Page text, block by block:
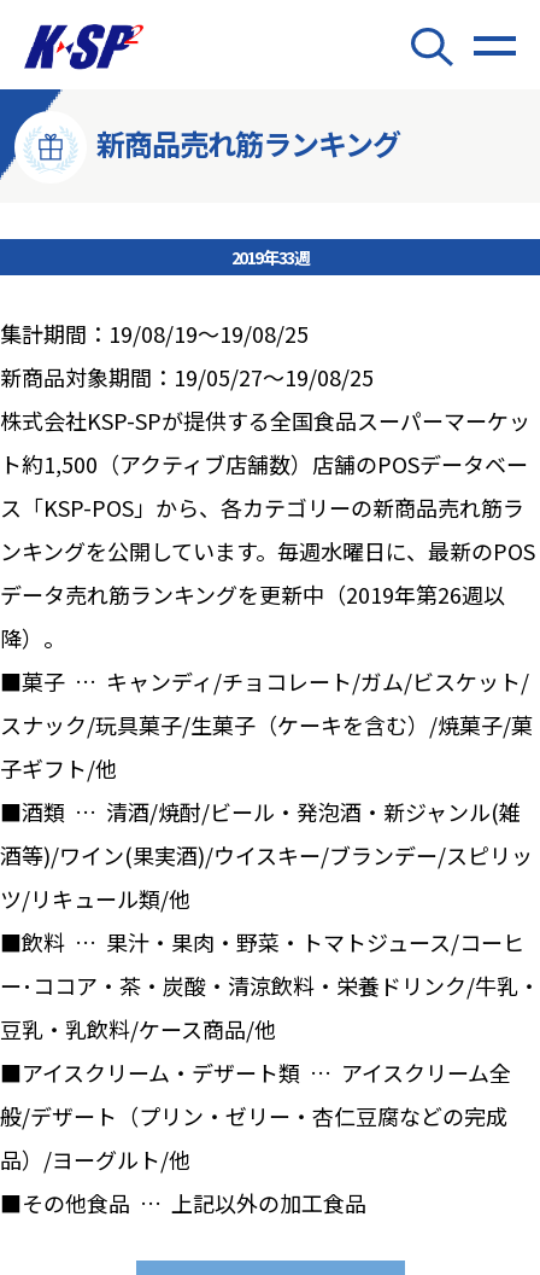
新商品売れ筋ランキング
2019年33週
集計期間：19/08/19～19/08/25
新商品対象期間：19/05/27～19/08/25
株式会社KSP-SPが提供する全国食品スーパーマーケッ
ト約1,500（アクティブ店舗数）店舗のPOSデータベー
ス「KSP-POS」から、各カテゴリーの新商品売れ筋ラ
ンキングを公開しています。毎週水曜日に、最新のPOS
データ売れ筋ランキングを更新中（2019年第26週以
降）。
■菓子 … キャンディ/チョコレート/ガム/ビスケット/
スナック/玩具菓子/生菓子（ケーキを含む）/焼菓子/菓
子ギフト/他
■酒類 … 清酒/焼酎/ビール・発泡酒・新ジャンル(雑
酒等)/ワイン(果実酒)/ウイスキー/ブランデー/スピリッ
ツ/リキュール類/他
■飲料 … 果汁・果肉・野菜・トマトジュース/コーヒ
ー･ココア・茶・炭酸・清涼飲料・栄養ドリンク/牛乳・
豆乳・乳飲料/ケース商品/他
■アイスクリーム・デザート類 … アイスクリーム全
般/デザート（プリン・ゼリー・杏仁豆腐などの完成
品）/ヨーグルト/他
■その他食品 … 上記以外の加工食品